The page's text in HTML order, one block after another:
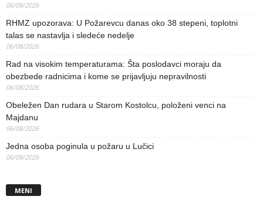
06/08/2026
RHMZ upozorava: U Požarevcu danas oko 38 stepeni, toplotni
talas se nastavlja i sledeće nedelje
06/08/2026
Rad na visokim temperaturama: Šta poslodavci moraju da
obezbede radnicima i kome se prijavljuju nepravilnosti
06/08/2026
Obeležen Dan rudara u Starom Kostolcu, položeni venci na
Majdanu
06/08/2026
Jedna osoba poginula u požaru u Lučici
06/08/2026
MENI